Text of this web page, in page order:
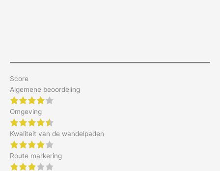
Score
Algemene beoordeling
Omgeving
Kwaliteit van de wandelpaden
Route markering